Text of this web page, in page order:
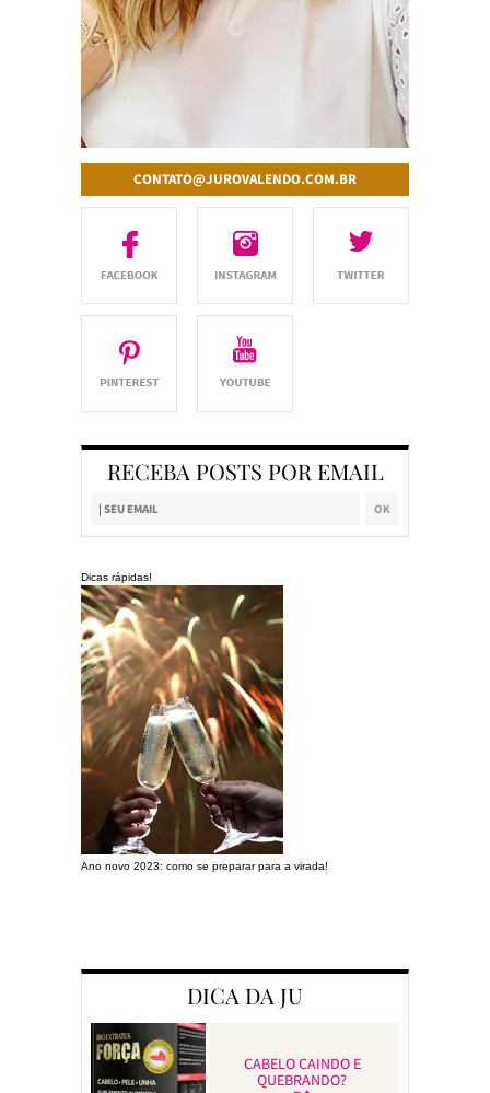
CONTATO@JUROVALENDO.COM.BR
RECEBA POSTS POR EMAIL
Dicas rápidas!
Ano novo 2023: como se preparar para a virada!
DICA DA JU
CABELO CAINDO E
QUEBRANDO?